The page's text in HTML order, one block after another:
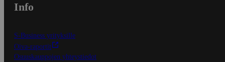
Info
S-Business yrityksille
Oiva-raportit
Osuuskauppojen yhteystiedot